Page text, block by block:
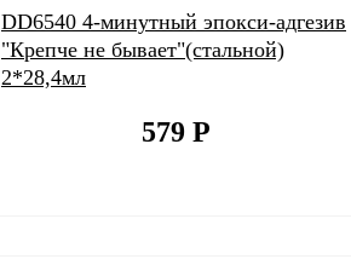
DD6540 4-минутный эпокси-адгезив
"Крепче не бывает"(стальной)
2*28,4мл
579 Р